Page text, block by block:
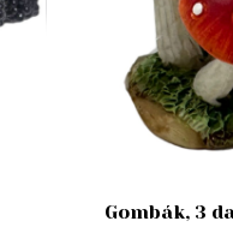
Gombák, 3